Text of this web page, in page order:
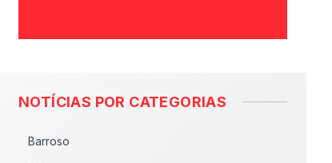
NOTÍCIAS POR CATEGORIAS
Barroso